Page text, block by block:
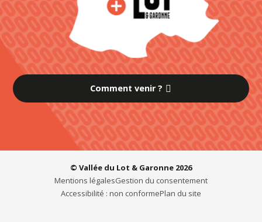
Comment venir ?
© Vallée du Lot & Garonne 2026
Mentions légalesGestion du consentement
Accessibilité : non conformePlan du site